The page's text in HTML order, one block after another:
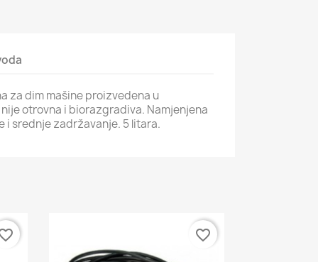
za dim mašine proizvedena u
otrovna i biorazgradiva. Namjenjena
i srednje zadržavanje. 5 litara.
favorite_border